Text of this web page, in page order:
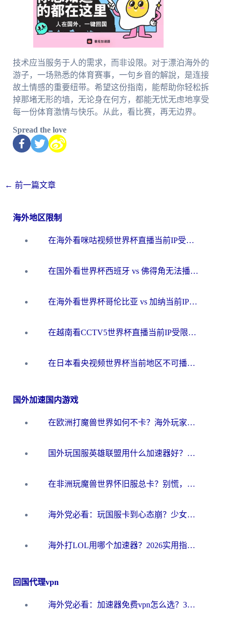
技术应当服务于人的需求，而非设限。对于漂泊海外的
游子，一场熟悉的体育赛事，一句乡音的解說，是连接
故土情感的重要纽带。希望这份指南，能帮助你轻松拆
掉那堵无形的墙，无论身在何方，都能无忧无虑地享受
每一份体育激情与快乐。从此，看比赛，再无边界。
Spread the love
← 前一篇文章
海外地区限制
在海外看咪咕视频世界杯直播当前IP受限制？这篇指南帮你搞定所有体育赛事观看难题
在国外看世界杯西班牙 vs 佛得角无法播放？这篇指南帮你解锁所有中文体育直播
在海外看世界杯哥伦比亚 vs 加纳当前IP受限制？这篇指南帮你流畅看中文解说赛事
在越南看CCTV5世界杯直播当前IP受限制？海外党体育观赛终极指南来了
在日本看央视频世界杯当前地区不可播放？海外党体育观赛终极指南
国外加速国内游戏
在欧洲打魔兽世界如何不卡？海外玩家的国服游戏加速终极攻略
国外玩国服英雄联盟用什么加速器好？海外党亲测有效的国服游戏加速指南
在非洲玩魔兽世界怀旧服总卡？别慌，这份指南帮你丝滑开荒
海外党必看：玩国服卡到心态崩？少女前线云图计划加速器免费推荐+碧蓝航线足球世界流畅攻略
海外打LOL用哪个加速器？2026实用指南：从延迟到设备适配，一篇解决你的国服游戏痛点
回国代理vpn
海外党必看：加速器免费vpn怎么选？3步教你无缝访问国内资源